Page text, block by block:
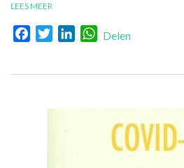
LEES MEER
FacebookTwitterLinkedInWhatsApp
Delen